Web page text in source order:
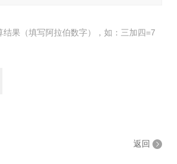
结果（填写阿拉伯数字），如：三加四=7
返回